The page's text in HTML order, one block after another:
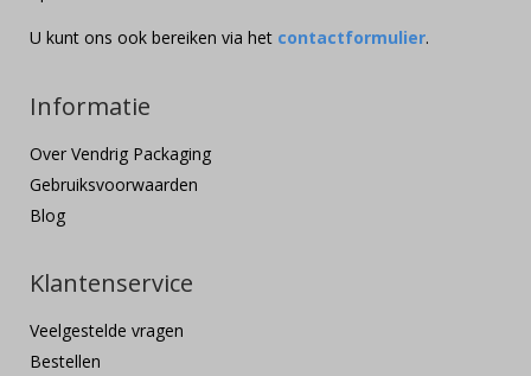
U kunt ons ook bereiken via het contactformulier.
Informatie
Over Vendrig Packaging
Gebruiksvoorwaarden
Blog
Klantenservice
Veelgestelde vragen
Bestellen